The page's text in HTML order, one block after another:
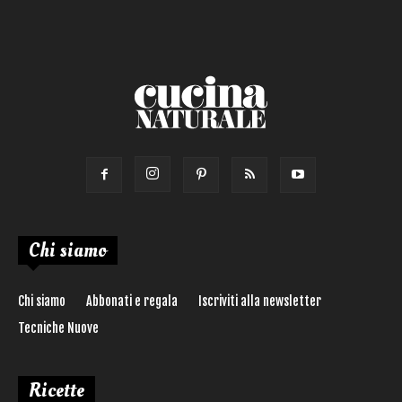
Chi siamo
Chi siamo Abbonati e regala
Iscriviti alla newsletter
Tecniche Nuove
Ricette